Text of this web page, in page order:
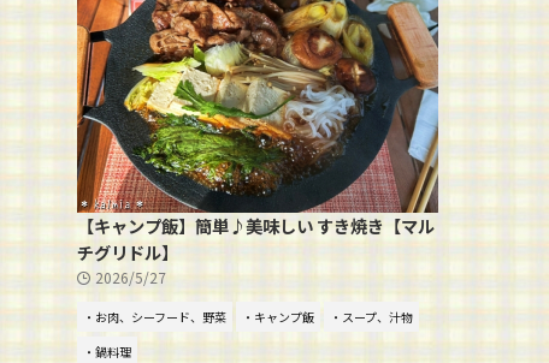
【キャンプ飯】簡単♪美味しい すき焼き【マル
チグリドル】
2026/5/27
・お肉、シーフード、野菜 ・キャンプ飯
・スープ、汁物
・鍋料理